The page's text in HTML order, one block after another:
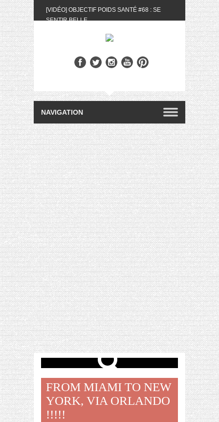
[VIDÉO] OBJECTIF POIDS SANTÉ #68 : SE
SENTIR BELLE
BIOTYFULL BOX DU MOIS DE MAI 2024 FEAT.
[VIDÉO] QUITOQUE #10 : MEAL PREP &
CONVIVIALITÉ
[VIDÉO] UNBOXING : LES MY LITTLE &
BIOTYFULL BOX DU MOIS D’AVRIL 2024
FEAT. AKILA
[VIDÉO] OBJECTIF POIDS SANTÉ #67 : L’AVIS
DES AUTRES, CE N’EST QUE LA VIE DES
AUTRES
[VIDÉO] UNBOXING : LES MY LITTLE &
BIOTYFULL BOX DES MOIS DE FÉVRIER ET
MARS 2024 FEAT. AKILA
[VIDÉO] LA SÉLECTION DU MOIS
#JANVIER2024
[VIDÉO] HELLOFRESH #34 : IDÉES
RECETTES RISOTTO
FROM MIAMI TO NEW
YORK, VIA ORLANDO
!!!!!